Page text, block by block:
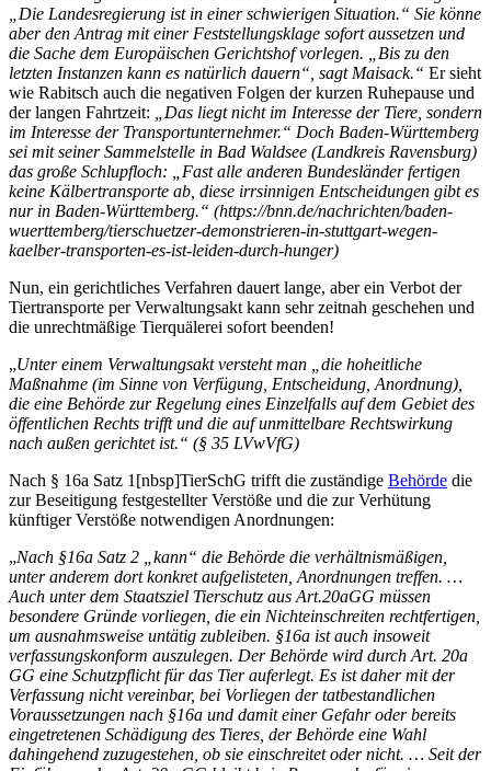
„Die Landesregierung ist in einer schwierigen Situation.“ Sie könne
aber den Antrag mit einer Feststellungsklage sofort aussetzen und
die Sache dem Europäischen Gerichtshof vorlegen. „Bis zu den
letzten Instanzen kann es natürlich dauern“, sagt Maisack.“ Er sieht
wie Rabitsch auch die negativen Folgen der kurzen Ruhepause und
der langen Fahrtzeit:
„Das liegt nicht im Interesse der Tiere, sondern
im Interesse der Transportunternehmer.“ Doch Baden-Württemberg
sei mit seiner Sammelstelle in Bad Waldsee (Landkreis Ravensburg)
das große Schlupfloch: „Fast alle anderen Bundesländer fertigen
keine Kälbertransporte ab, diese irrsinnigen Entscheidungen gibt es
nur in Baden-Württemberg.“ (https://bnn.de/nachrichten/baden-
wuerttemberg/tierschuetzer-demonstrieren-in-stuttgart-wegen-
kaelber-transporten-es-ist-leiden-durch-hunger)
Nun, ein gerichtliches Verfahren dauert lange, aber ein Verbot der
Tiertransporte per Verwaltungsakt kann sehr zeitnah geschehen und
die unrechtmäßige Tierquälerei sofort beenden!
„Unter einem Verwaltungsakt versteht man „die hoheitliche
Maßnahme (im Sinne von Verfügung, Entscheidung, Anordnung),
die eine Behörde zur Regelung eines Einzelfalls auf dem Gebiet des
öffentlichen Rechts trifft und die auf unmittelbare Rechtswirkung
nach außen gerichtet ist.“ (§ 35 LVwVfG)
Nach § 16a Satz 1[nbsp]TierSchG trifft die zuständige Behörde die
zur Beseitigung festgestellter Verstöße und die zur Verhütung
künftiger Verstöße notwendigen Anordnungen:
„Nach §16a Satz 2 „kann“ die Behörde die verhältnismäßigen,
unter anderem dort konkret aufgelisteten, Anordnungen treffen. …
Auch unter dem Staatsziel Tierschutz aus Art.20aGG müssen
besondere Gründe vorliegen, die ein Nichteinschreiten rechtfertigen,
um ausnahmsweise untätig zubleiben. §16a ist auch insoweit
verfassungskonform auszulegen. Der Behörde wird durch Art. 20a
GG eine Schutzpflicht für das Tier auferlegt. Es ist daher mit der
Verfassung nicht vereinbar, bei Vorliegen der tatbestandlichen
Voraussetzungen nach §16a und damit einer Gefahr oder bereits
eingetretenen Schädigung des Tieres, der Behörde eine Wahl
dahingehend zuzugestehen, ob sie einschreitet oder nicht. … Seit der